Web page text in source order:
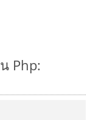
Php: